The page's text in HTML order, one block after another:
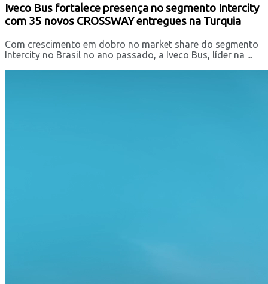
Iveco Bus fortalece presença no segmento Intercity
com 35 novos CROSSWAY entregues na Turquia
Com crescimento em dobro no market share do segmento
Intercity no Brasil no ano passado, a Iveco Bus, líder na ...